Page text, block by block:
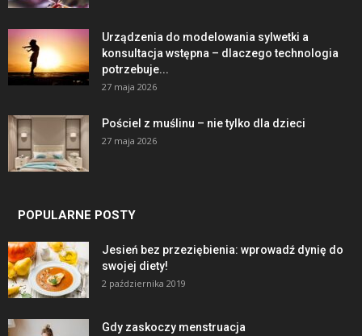
Urządzenia do modelowania sylwetki a
konsultacja wstępna – dlaczego technologia
potrzebuje...
27 maja 2026
Pościel z muślinu – nie tylko dla dzieci
27 maja 2026
POPULARNE POSTY
Jesień bez przeziębienia: wprowadź dynię do
swojej diety!
2 października 2019
Gdy zaskoczy menstruacja